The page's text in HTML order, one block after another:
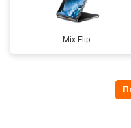
Mix Flip